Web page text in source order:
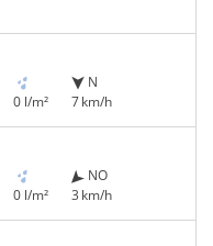
0 l/m²
N
7 km/h
0 l/m²
NO
3 km/h